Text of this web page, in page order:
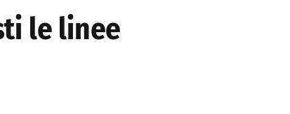
le linee